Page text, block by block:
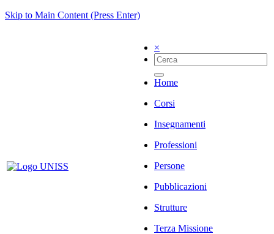
Skip to Main Content (Press Enter)
×
Home
Corsi
Insegnamenti
Professioni
Persone
Pubblicazioni
Strutture
Terza Missione